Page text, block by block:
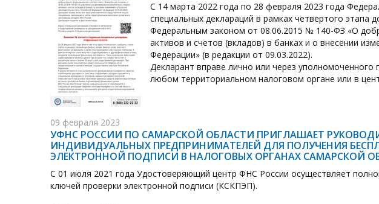
С 14 марта 2022 года по 28 февраля 2023 года
специальных деклараций в рамках четвертого этапа
Федеральным законом от 08.06.2015 № 140-ФЗ «О
активов и счетов (вкладов) в банках и о внесении
Федерации» (в редакции от 09.03.2022).
Декларант вправе лично или через
любом территориальном налоговом органе или в
09 февраля 2023
УФНС РОССИИ ПО САМАРСКОЙ ОБЛАСТИ ПРИГЛАШАЕТ
ИНДИВИДУАЛЬНЫХ ПРЕДПРИНИМАТЕЛЕЙ ДЛЯ ПОЛУЧЕНИЯ
ЭЛЕКТРОННОЙ ПОДПИСИ В НАЛОГОВЫХ ОРГАНАХ САМАРСКОЙ
С 01 июля 2021 года Удостоверяющий центр ФНС России осуществляет
ключей проверки электронной подписи (КСКПЭП).